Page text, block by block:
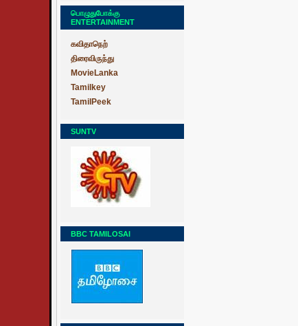
பொழுதுபோக்கு
ENTERTAINMENT
கவிதாநெற்
திரைவிருந்து
MovieLanka
Tamilkey
TamilPeek
SUNTV
BBC TAMILOSAI